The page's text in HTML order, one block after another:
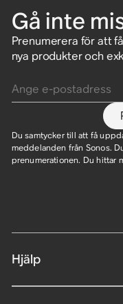
Gå inte
Prenumerera för att
nya produkter och
Du samtycker till att få
meddelanden från Sonos.
prenumerationen. Du hittar
Hjälp